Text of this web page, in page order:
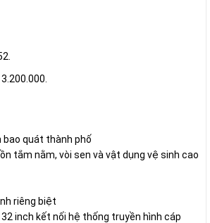
bao quát thành phố
tắm nằm, vòi sen và vật dụng vệ sinh cao
riêng biệt
32 inch kết nối hệ thống truyền hình cáp